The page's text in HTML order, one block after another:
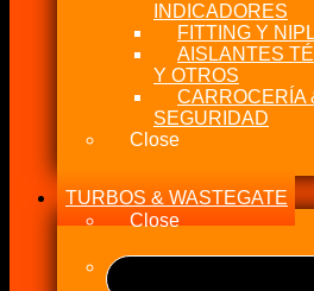
INDICADORES
FITTING Y
AISLANTES
Y OTROS
CARROCERÍA
SEGURIDAD
Close
TURBOS & WASTEGATE
Close